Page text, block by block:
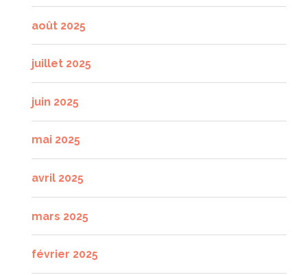
août 2025
juillet 2025
juin 2025
mai 2025
avril 2025
mars 2025
février 2025